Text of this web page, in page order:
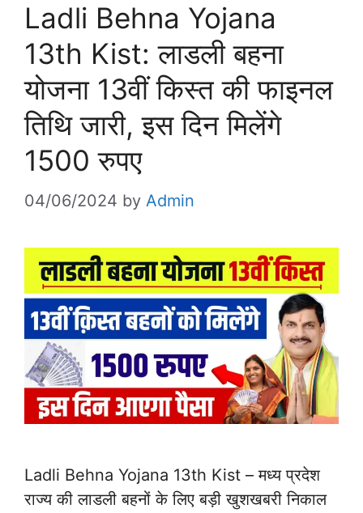
Ladli Behna Yojana
13th Kist: लाडली बहना
योजना 13वीं किस्त की फाइनल
तिथि जारी, इस दिन मिलेंगे
1500 रुपए
04/06/2024 by Admin
Ladli Behna Yojana 13th Kist – मध्य प्रदेश
राज्य की लाडली बहनों के लिए बड़ी खुशखबरी निकाल